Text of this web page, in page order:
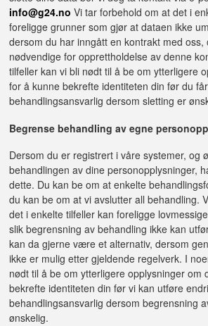
info@g24.no Vi tar forbehold om at det i
foreligge grunner som gjør at dataen ikke
dersom du har inngått en kontrakt med
nødvendige for opprettholdelse av denne
tilfeller kan vi bli nødt til å be om ytterligere
for å kunne bekrefte identiteten din før du
behandlingsansvarlig dersom sletting er
Begrense behandling av egne
Dersom du er registrert i våre systemer, og
behandlingen av dine personopplysninger,
dette. Du kan be om at enkelte
du kan be om at vi avslutter all behandling.
det i enkelte tilfeller kan foreligge
slik begrensning av behandling ikke kan
kan da gjerne være et alternativ, dersom
ikke er mulig etter gjeldende regelverk. I
nødt til å be om ytterligere opplysninger om
bekrefte identiteten din før vi kan utføre
behandlingsansvarlig dersom begrensning
ønskelig.